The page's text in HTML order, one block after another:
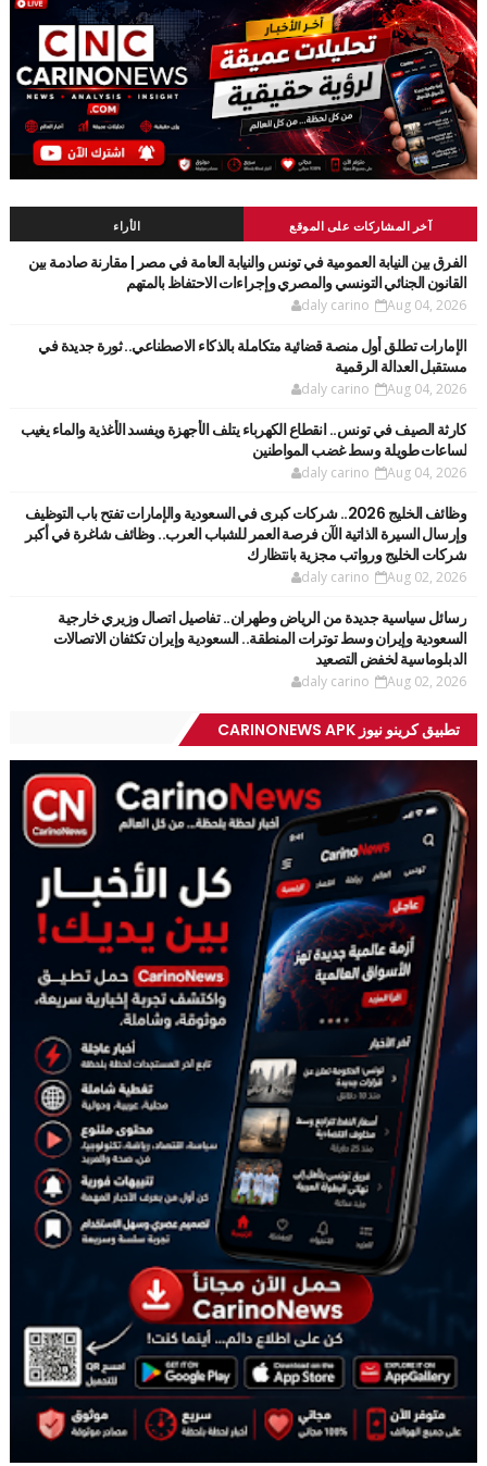
آخر المشاركات على الموقع الأراء
الفرق بين النيابة العمومية في تونس والنيابة العامة في مصر | مقارنة صادمة بين
القانون الجنائي التونسي والمصري وإجراءات الاحتفاظ بالمتهم
daly carino Aug 04, 2026
الإمارات تطلق أول منصة قضائية متكاملة بالذكاء الاصطناعي.. ثورة جديدة في
مستقبل العدالة الرقمية
daly carino Aug 04, 2026
كارثة الصيف في تونس.. انقطاع الكهرباء يتلف الأجهزة ويفسد الأغذية والماء يغيب
لساعات طويلة وسط غضب المواطنين
daly carino Aug 04, 2026
وظائف الخليج 2026.. شركات كبرى في السعودية والإمارات تفتح باب التوظيف
وإرسال السيرة الذاتية الآن فرصة العمر للشباب العرب.. وظائف شاغرة في أكبر
شركات الخليج ورواتب مجزية بانتظارك
daly carino Aug 02, 2026
رسائل سياسية جديدة من الرياض وطهران.. تفاصيل اتصال وزيري خارجية
السعودية وإيران وسط توترات المنطقة.. السعودية وإيران تكثفان الاتصالات
الدبلوماسية لخفض التصعيد
daly carino Aug 02, 2026
تطبيق كرينو نيوز CARINONEWS APK